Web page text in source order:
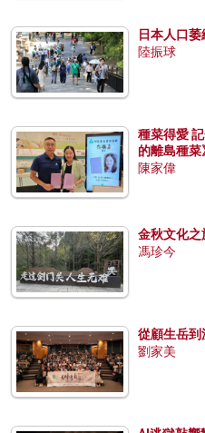
日本人口
陸振球
種菜得愛
的離島種菜
陳家偉
金秋文化
馮珍今
從顧生岳到
劉家美